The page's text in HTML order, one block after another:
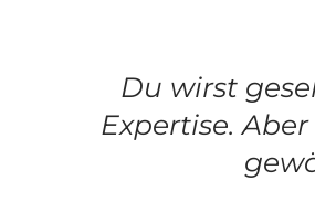
Du wirst
Expertise.